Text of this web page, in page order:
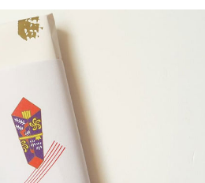
他の贈り物